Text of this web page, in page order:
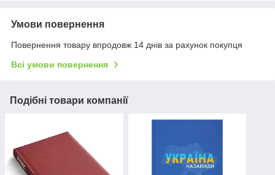
Умови повернення
Повернення товару впродовж 14 днів за рахунок покупця
Всі умови повернення
Подібні товари компанії